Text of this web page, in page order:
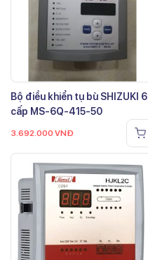
Bộ điều khiển tụ bù SHIZUKI 6
cấp MS-6Q-415-50
3.692.000 VNĐ